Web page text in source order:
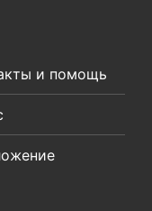
и помощь